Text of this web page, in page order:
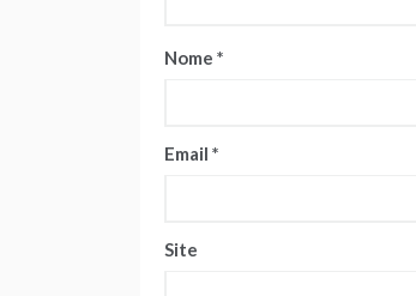
Nome *
Email *
Site